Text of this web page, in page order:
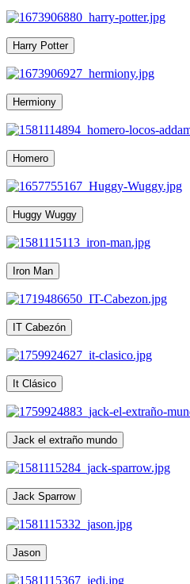
Harry Potter
Hermiony
Homero
Huggy Wuggy
Iron Man
IT Cabezón
It Clásico
Jack el extraño mundo
Jack Sparrow
Jason